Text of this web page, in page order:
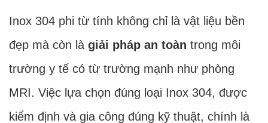
Inox 304 phi từ tính không chỉ là vật liệu bền
đẹp mà còn là giải pháp an toàn trong môi
trường y tế có từ trường mạnh như phòng
MRI. Việc lựa chọn đúng loại Inox 304, được
kiểm định và gia công đúng kỹ thuật, chính là